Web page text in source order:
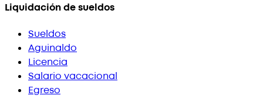
Liquidación de sueldos
Sueldos
Aguinaldo
Licencia
Salario vacacional
Egreso